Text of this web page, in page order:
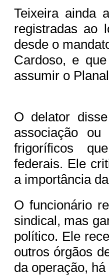
Teixeira ainda
registradas ao
desde o
Cardoso, e
assumir o
O delator
associação
frigoríficos
federais. Ele
a importância
O funcionário
sindical, mas
político. Ele
outros órgãos
da operação,